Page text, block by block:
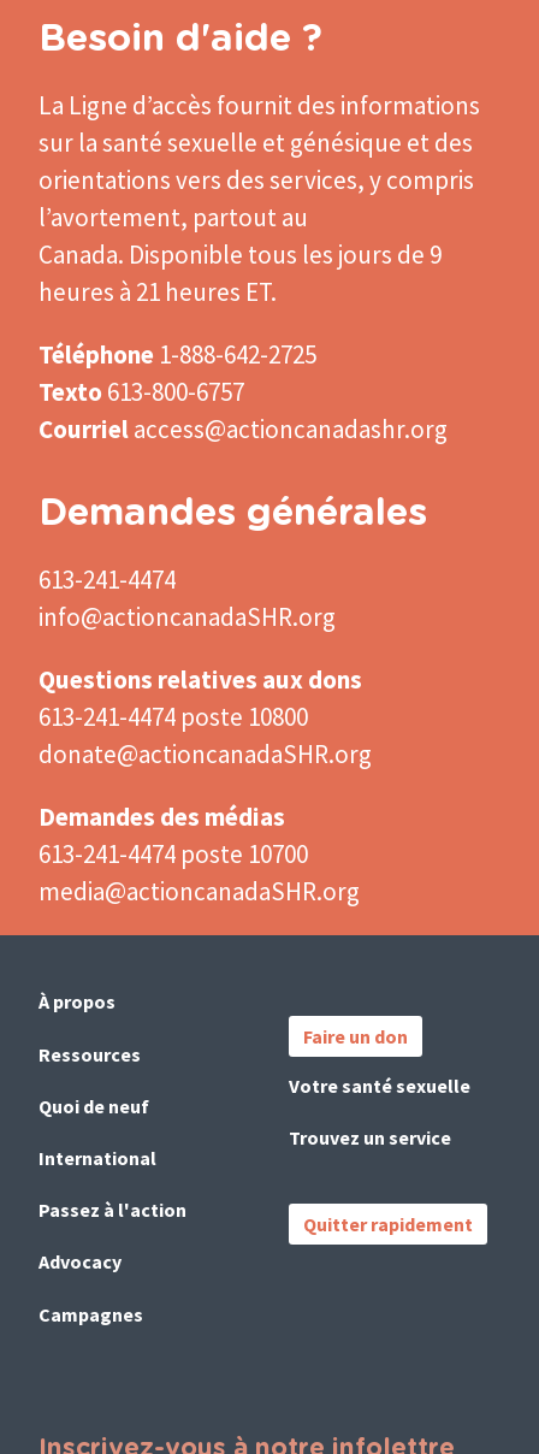
Besoin d'aide ?
La Ligne d’accès fournit des informations
sur la santé sexuelle et génésique et des
orientations vers des services, y compris
l’avortement, partout au
Canada. Disponible tous les jours de 9
heures à 21 heures ET.
Téléphone 1-888-642-2725
Texto 613-800-6757
Courrielaccess@actioncanadashr.org
Demandes générales
613-241-4474
info@actioncanadaSHR.org
Questions relatives aux dons
613-241-4474 poste 10800
donate@actioncanadaSHR.org
Demandes des médias
613-241-4474 poste 10700
media@actioncanadaSHR.org
Main
navigation
À propos
Ressources
Quoi de neuf
International
Passez à l'action
Advocacy
Campagnes
Links
Faire un don
Votre santé sexuelle
Trouvez un service
Quitter rapidement
Inscrivez-vous à notre infolettre